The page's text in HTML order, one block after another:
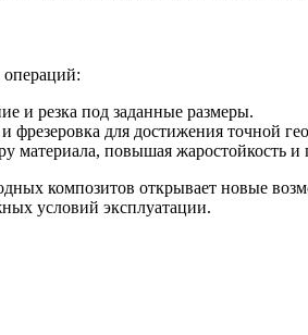
операций:
и резка под заданные размеры.
для достижения точной
материала, повышая жаростойкость и
композитов открывает новые
условий эксплуатации.